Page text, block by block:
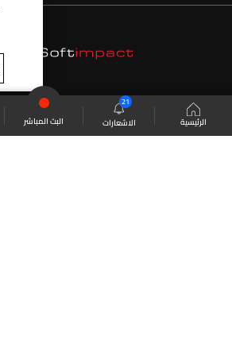
الرئيسية الاشعارات
21
البث المباشر
موقع البرامج الجدول